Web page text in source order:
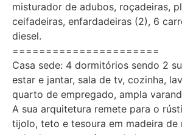
misturador de adubos, roçadeiras,
ceifadeiras, enfardadeiras (2), 6
diesel.
======================
Casa sede: 4 dormitórios sendo 2
estar e jantar, sala de tv, cozinha,
quarto de empregado, ampla
A sua arquitetura remete para o
tijolo, teto e tesoura em madeira de